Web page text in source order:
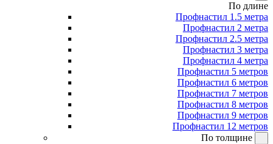
По длине
Профнастил 1.5 метра
Профнастил 2 метра
Профнастил 2.5 метра
Профнастил 3 метра
Профнастил 4 метра
Профнастил 5 метров
Профнастил 6 метров
Профнастил 7 метров
Профнастил 8 метров
Профнастил 9 метров
Профнастил 12 метров
По толщине